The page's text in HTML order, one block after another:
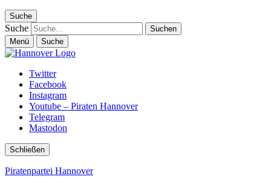
Suche
Suche
Menü Suche
Twitter
Facebook
Instagram
Youtube – Piraten Hannover
Telegram
Mastodon
Schließen
Piratenpartei Hannover